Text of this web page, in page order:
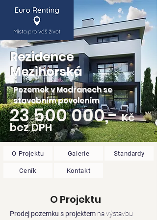
Rezidence
Mezihorská
Pozemek v Modřanech se
stavebním povolením
23 500 000,-Kč
bez DPH
O Projektu Galerie Standardy
Ceník Kontakt
O Projektu
Prodej pozemku s projektem na výstavbu